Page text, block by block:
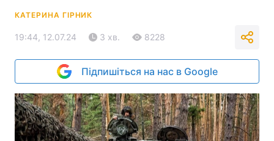
КАТЕРИНА ГІРНИК
19:44, 12.07.24 3 хв. 8228
Підпишіться на нас в Google